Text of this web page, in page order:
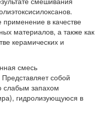
в качестве
материалов, а также как
керамических и
смесь
Представляет собой
слабым запахом
гидролизующуюся в